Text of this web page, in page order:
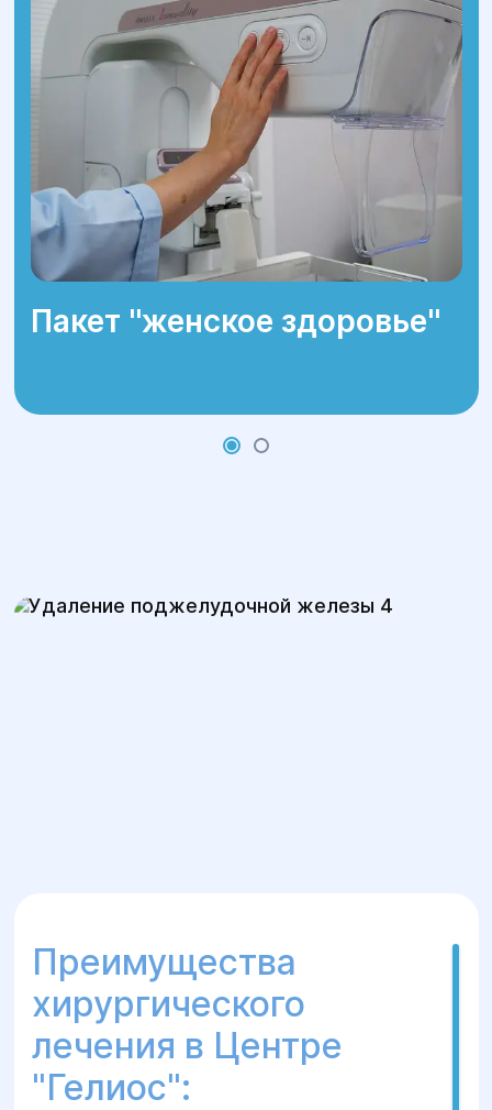
Определение даты операции:
пациенту предоставляется план
дальнейших действий.
Пакет ''женское здоровье''
Преимущества
хирургического
лечения в Центре
"Гелиос":